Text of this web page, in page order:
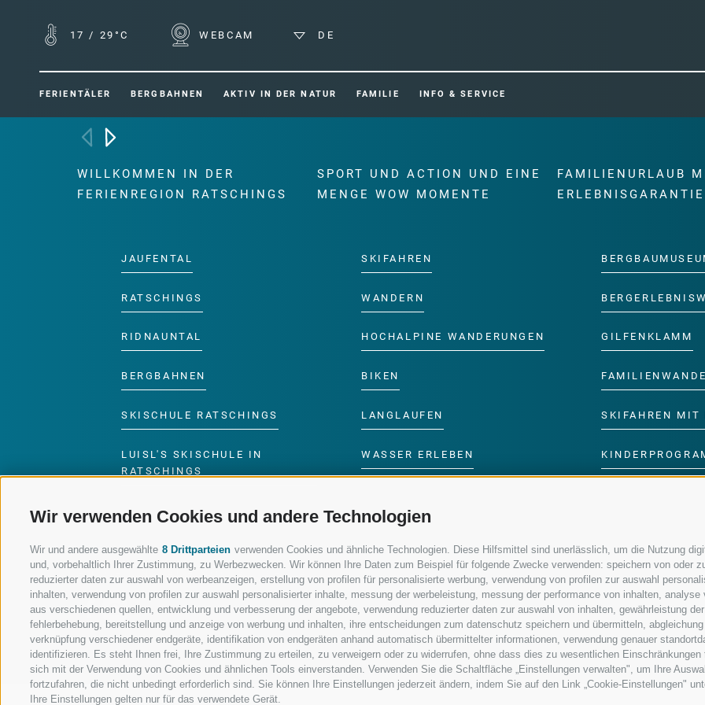
Wir verwenden Cookies und andere Technologien
Wir und andere ausgewählte 8 Drittparteien verwenden Cookies und ähnliche Technologien. Diese Hilfsmittel sind unerlässlich, um die Nutzung
und, vorbehaltlich Ihrer Zustimmung, zu Werbezwecken. Wir können Ihre Daten zum Beispiel für folgende Zwecke verwenden: speichern von oder
reduzierter daten zur auswahl von werbeanzeigen, erstellung von profilen für personalisierte werbung, verwendung von profilen zur auswahl
inhalten, verwendung von profilen zur auswahl personalisierter inhalte, messung der werbeleistung, messung der performance von inhalten,
aus verschiedenen quellen, entwicklung und verbesserung der angebote, verwendung reduzierter daten zur auswahl von inhalten, gewährleistung
fehlerbehebung, bereitstellung und anzeige von werbung und inhalten, ihre entscheidungen zum datenschutz speichern und übermitteln,
verknüpfung verschiedener endgeräte, identifikation von endgeräten anhand automatisch übermittelter informationen, verwendung genauer
identifizieren. Es steht Ihnen frei, Ihre Zustimmung zu erteilen, zu verweigern oder zu widerrufen, ohne dass dies zu wesentlichen
sich mit der Verwendung von Cookies und ähnlichen Tools einverstanden. Verwenden Sie die Schaltfläche „Einstellungen verwalten", um Ihre
fortzufahren, die nicht unbedingt erforderlich sind. Sie können Ihre Einstellungen jederzeit ändern, indem Sie auf den Link „Cookie-Einstellungen"
Ihre Einstellungen gelten nur für das verwendete Gerät.
17 / 29°C WEBCAM DE
FERIENTÄLER BERGBAHNEN AKTIV IN DER NATUR FAMILIE INFO & SERVICE
WILLKOMMEN IN DER
FERIENREGION RATSCHINGS
JAUFENTAL
RATSCHINGS
RIDNAUNTAL
BERGBAHNEN
SKISCHULE RATSCHINGS
LUISL'S SKISCHULE IN
RATSCHINGS
SPORT UND ACTION UND EINE
MENGE WOW MOMENTE
SKIFAHREN
WANDERN
HOCHALPINE WANDERUNGEN
BIKEN
LANGLAUFEN
WASSER ERLEBEN
FAMILIENURLAUB
ERLEBNISGARANTIE
GILFENKLAMM
SKIFAHREN MIT
FOLGE UNS AUF SOCIAL MEDIA